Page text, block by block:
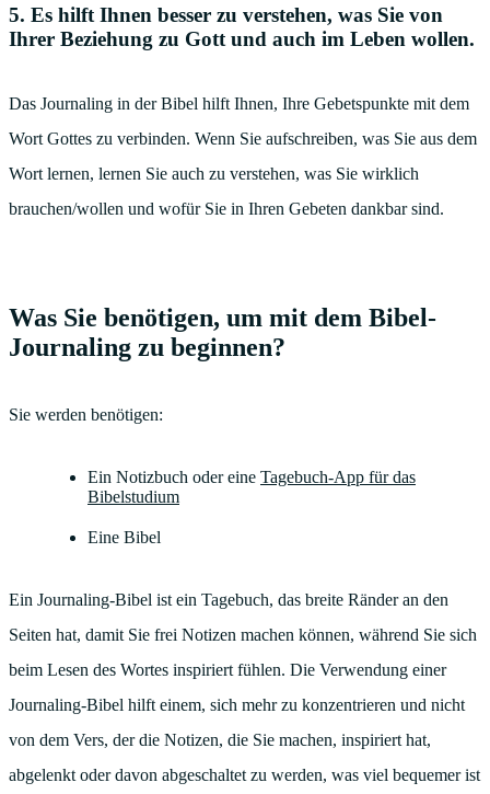
5. Es hilft Ihnen besser zu verstehen, was Sie von
Ihrer Beziehung zu Gott und auch im Leben wollen.
Das Journaling in der Bibel hilft Ihnen, Ihre Gebetspunkte mit dem
Wort Gottes zu verbinden. Wenn Sie aufschreiben, was Sie aus dem
Wort lernen, lernen Sie auch zu verstehen, was Sie wirklich
brauchen/wollen und wofür Sie in Ihren Gebeten dankbar sind.
Was Sie benötigen, um mit dem Bibel-
Journaling zu beginnen?
Sie werden benötigen:
Ein Notizbuch oder eine Tagebuch-App für das
Bibelstudium
Eine Bibel
Ein Journaling-Bibel ist ein Tagebuch, das breite Ränder an den
Seiten hat, damit Sie frei Notizen machen können, während Sie sich
beim Lesen des Wortes inspiriert fühlen. Die Verwendung einer
Journaling-Bibel hilft einem, sich mehr zu konzentrieren und nicht
von dem Vers, der die Notizen, die Sie machen, inspiriert hat,
abgelenkt oder davon abgeschaltet zu werden, was viel bequemer ist